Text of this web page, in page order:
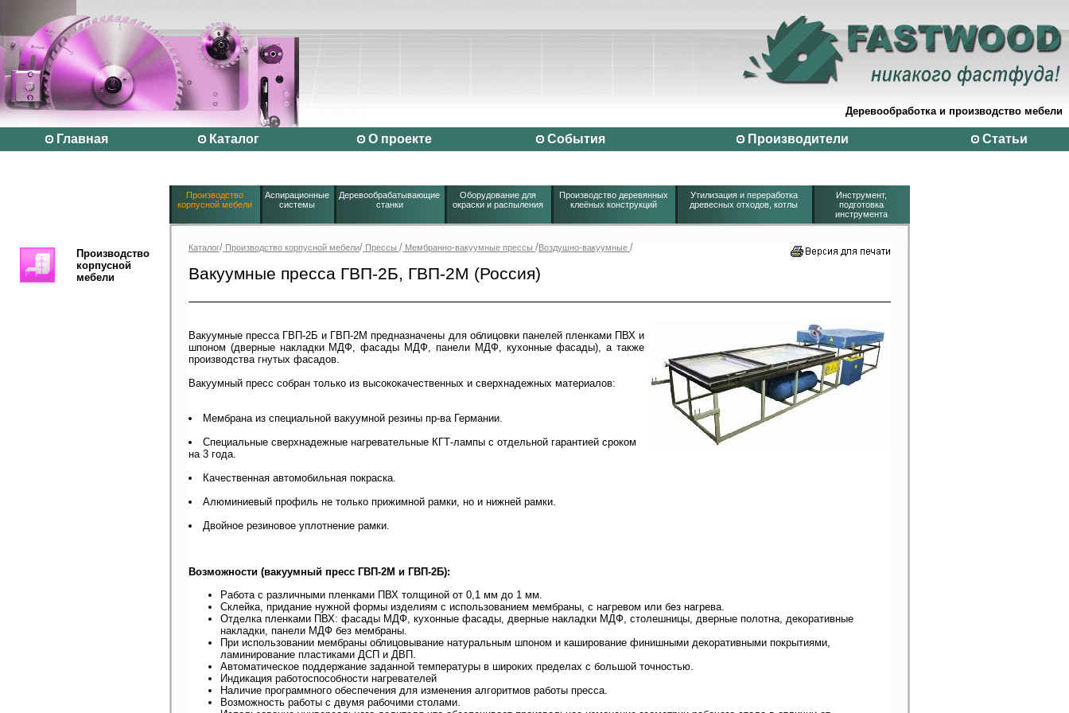
Деревообработка и производство мебели
Главная Каталог О проекте События Производители Статьи
Производство
корпусной мебели
Аспирационные
системы
Деревообрабатывающие
станки
Оборудование для
окраски и распыления
Производство деревянных
клеёных конструкций
Утилизация и переработка
древесных отходов, котлы
Инструмент,
подготовка
инструмента
Производство
корпусной
мебели
Каталог/ Производство корпусной мебели/ Прессы / Мембранно-вакуумные прессы /Воздушно-вакуумные /
Вакуумные пресса ГВП-2Б, ГВП-2М (Россия)
Вакуумные пресса ГВП-2Б и ГВП-2М предназначены для облицовки панелей пленками ПВХ и
шпоном (дверные накладки МДФ, фасады МДФ, панели МДФ, кухонные фасады), а также
производства гнутых фасадов.
Вакуумный пресс собран только из высококачественных и сверхнадежных материалов:
Мембрана из специальной вакуумной резины пр-ва Германии.
Специальные сверхнадежные нагревательные КГТ-лампы с отдельной гарантией сроком
на 3 года.
Качественная автомобильная покраска.
Алюминиевый профиль не только прижимной рамки, но и нижней рамки.
Двойное резиновое уплотнение рамки.
Возможности (вакуумный пресс ГВП-2М и ГВП-2Б):
Работа с различными пленками ПВХ толщиной от 0,1 мм до 1 мм.
Склейка, придание нужной формы изделиям с использованием мембраны, с нагревом или без нагрева.
Отделка пленками ПВХ: фасады МДФ, кухонные фасады, дверные накладки МДФ, столешницы, дверные полотна, декоративные
накладки, панели МДФ без мембраны.
При использовании мембраны облицовывание натуральным шпоном и каширование финишными декоративными покрытиями,
ламинирование пластиками ДСП и ДВП.
Автоматическое поддержание заданной температуры в широких пределах с большой точностью.
Индикация работоспособности нагревателей
Наличие программного обеспечения для изменения алгоритмов работы пресса.
Возможность работы с двумя рабочими столами.